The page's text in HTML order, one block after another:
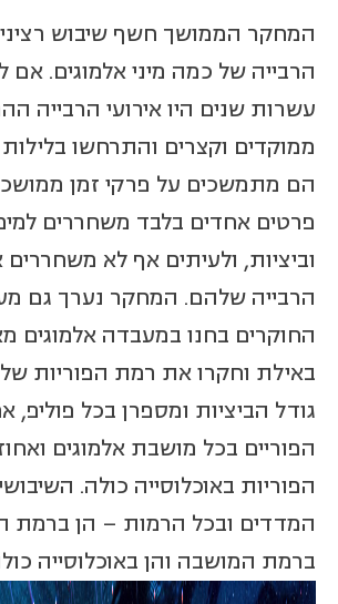
המחקר הממושך חשף שיבוש רציני
הרבייה של כמה מיני אלמוגים. אם
עשרות שנים היו אירועי הרבייה
ממוקדים וקצרים והתרחשו בלילות
הם מתמשכים על פרקי זמן
פרטים אחדים בלבד משחררים
וביציות, ולעיתים אף לא
הרבייה שלהם. המחקר נערך גם
החוקרים בחנו במעבדה אלמוגים
באילת וחקרו את רמת הפוריות
גודל הביציות ומספרן בכל פוליפ,
הפוריים בכל מושבת אלמוגים
הפוריות באוכלוסייה כולה.
המדדים ובכל הרמות – הן ברמת
ברמת המושבה והן באוכלוסייה